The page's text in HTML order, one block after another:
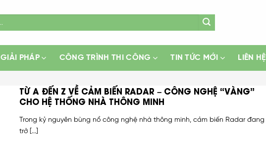
GIẢI PHÁP CÔNG TRÌNH THI CÔNG TIN TỨC MỚI LIÊN HỆ
TỪ A ĐẾN Z VỀ CẢM BIẾN RADAR – CÔNG NGHỆ “VÀNG”
CHO HỆ THỐNG NHÀ THÔNG MINH
Trong kỷ nguyên bùng nổ công nghệ nhà thông minh, cảm biến Radar đang
trở [...]